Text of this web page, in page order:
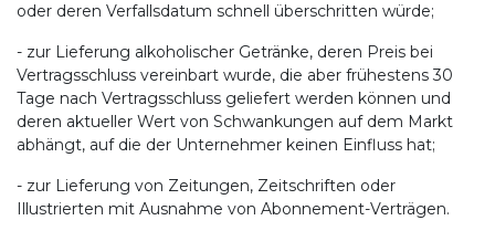
oder deren Verfallsdatum schnell überschritten würde;
- zur Lieferung alkoholischer Getränke, deren Preis bei
Vertragsschluss vereinbart wurde, die aber frühestens 30
Tage nach Vertragsschluss geliefert werden können und
deren aktueller Wert von Schwankungen auf dem Markt
abhängt, auf die der Unternehmer keinen Einfluss hat;
- zur Lieferung von Zeitungen, Zeitschriften oder
Illustrierten mit Ausnahme von Abonnement-Verträgen.